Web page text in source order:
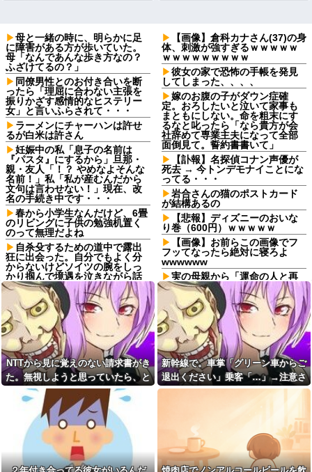
母と一緒の時に、明らかに足
に障害がある方が歩いていた。
母「なんであんな歩き方なの？
ふざけてるの？」
同僚男性とのお付き合いを断
ったら「理屈に合わない主張を
振りかざす感情的なヒステリー
女」と言いふらされて・・・
ラーメンにチャーハンは許せ
るが白米は許さん
妊娠中の私「息子の名前は
『パスタ』にするから」旦那・
親・友人「！？ やめなよそんな
名前！」私「私が産むんだから
文句は言わせない！」現在、改
名の手続き中です・・・
春から小学生なんだけど、6畳
のリビングに子供の勉強机置く
のって無理だよね
自杀殳するための道中で露出
狂に出会った。自分でもよく分
からないけどソイツの腕をしっ
かり掴んで境遇を泣きながら話
した。すると露出狂は…
コトメ「あなたには無理でし
ょ？」私「できますけど？」→
何も知らない前提で話しかけて
くるコトメが止まらず…
彼氏から突然振られた。理由
を聞くと「生ハムチーズクレー
プ食べたから」と言われて…
転勤がなくて家から近くて仕
事も楽そうだけど一人暮らしす
るチャンスを逃してずっと実家
暮らしになりそう
彼女「他の男性に誘われちゃ
った」俺「それ言って何がした
いの？」→何度も試されるたび
気持ちが冷めていって…
【後編】俺の娘の結婚が破談
【画像】倉科カナさん(37)の身
体、刺激が強すぎるｗｗｗｗｗ
ｗｗｗｗｗｗｗｗｗ
彼女の家で恐怖の手帳を発見
してしまった、、、、
嫁のお腹の子がダウン症確
定。おろしたいと泣いて家事も
まともにしない。命を粗末にす
るなと叱ったら「なら貴方が会
社辞めて専業主夫になって全部
面倒見て。誓約書書いて」
【訃報】名探偵コナン声優が
死去 → 今トンデモナイことにな
ってる・・・
岩合さんの猫のポストカード
が結構あるの
【悲報】ディズニーのおいな
り巻（600円）ｗｗｗｗｗ
【画像】お前らこの画像でフ
フッてなったら絶対に寝ろよ
wwwwww
実の母親から「運命の人と再
会した、子供が成人したら離婚
する」とか告白されてマジで引
いたんだが！なんやかんや理由
つけて子供4人も作っておいて未
成年の子供に言う話かよ！
取引先の接待で彼氏が突然
「ミスタァァアァァァァアアア
アァァ、ムンラァァァイ！」
切迫流産で自宅安静の私…な
のに義弟が「シャワー貸して」
「泊めて」と嫌がらせレベルの
【正論】今の20代「タモリっ
ておもしろくないじゃん。笑っ
たことないんだけど、なにがす
ごいの？」他
NTTから見に覚えのない請求書がき
た。無視しようと思っていたら、と
んでもない事実が判明して…
新幹線で。車掌「グリーン車からご
退出ください」乗客「…」→注意さ
れても動かない乗客を見ていたら、
その直後まさかの展開に…